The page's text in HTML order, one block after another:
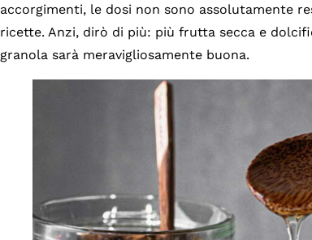
accorgimenti, le dosi non sono assolutamente
ricette. Anzi, dirò di più: più frutta secca e
granola sarà meravigliosamente buona.